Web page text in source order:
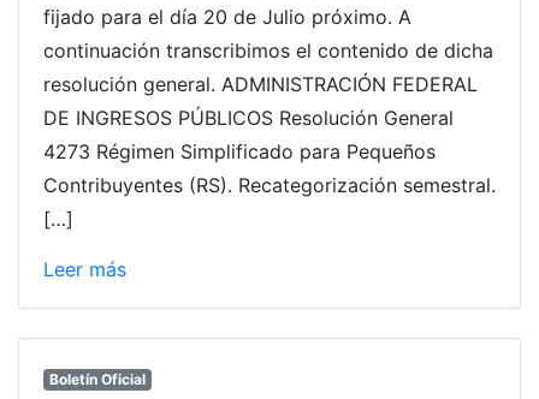
fijado para el día 20 de Julio próximo. A
continuación transcribimos el contenido de dicha
resolución general. ADMINISTRACIÓN FEDERAL
DE INGRESOS PÚBLICOS Resolución General
4273 Régimen Simplificado para Pequeños
Contribuyentes (RS). Recategorización semestral.
[…]
Leer más
Boletín Oficial